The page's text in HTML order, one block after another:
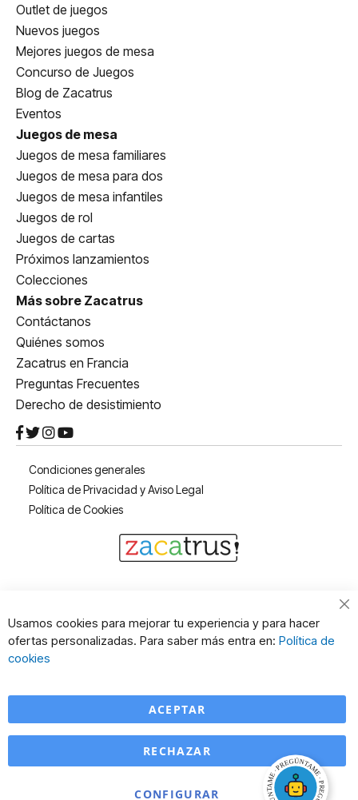
Outlet de juegos
Nuevos juegos
Mejores juegos de mesa
Concurso de Juegos
Blog de Zacatrus
Eventos
Juegos de mesa
Juegos de mesa familiares
Juegos de mesa para dos
Juegos de mesa infantiles
Juegos de rol
Juegos de cartas
Próximos lanzamientos
Colecciones
Más sobre Zacatrus
Contáctanos
Quiénes somos
Zacatrus en Francia
Preguntas Frecuentes
Derecho de desistimiento
Condiciones generales
Política de Privacidad y Aviso Legal
Política de Cookies
Usamos cookies para mejorar tu experiencia y para hacer
ofertas personalizadas. Para saber más entra en: Política de
cookies
ACEPTAR
CONFIGURAR
RECHAZAR